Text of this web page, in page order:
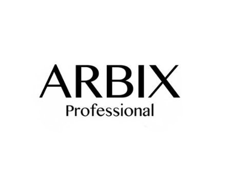
цветением, с уникальными оттенками и эффектами для
создания нежных и романтичных образов. (Arbix гель лак
• Arbix гель лак Candy: Яркие, сочные и сладкие оттенки,
которые поднимут настроение и добавят красок вашему